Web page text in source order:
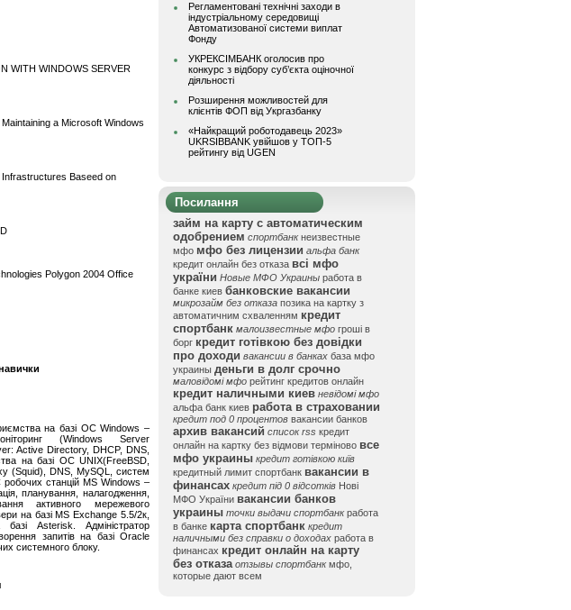
WITH WINDOWS SERVER
a Microsoft Windows
Baseed on
Polygon 2004 Office
на базі ОС Windows –
(Windows Server
Active Directory, DHCP, DNS,
на базі ОС UNIX(FreeBSD,
(Squid), DNS, MySQL, систем
станцій MS Windows –
планування, налагодження,
активного мережевого
на базі MS Exchange 5.5/2к,
Asterisk. Адміністратор
запитів на базі Oracle
системного блоку.
Регламентовані технічні заходи в
індустріальному середовищі
Автоматизованої системи виплат
Фонду
УКРЕКСІМБАНК оголосив про
конкурс з відбору суб’єкта оціночної
діяльності
Розширення можливостей для
клієнтів ФОП від Укргазбанку
«Найкращий роботодавець 2023»
UKRSIBBANK увійшов у ТОП-5
рейтингу від UGEN
Посилання
займ на карту с автоматическим
одобрением спортбанк неизвестные
мфо мфо без лицензии альфа банк
кредит онлайн без отказа всі мфо
україни Новые МФО Украины работа в
банке киев банковские вакансии
микрозайм без отказа позика на картку з
автоматичним схваленням кредит
спортбанк малоизвестные мфо гроші в
борг кредит готівкою без довідки
про доходи вакансии в банках база мфо
украины деньги в долг срочно
маловідомі мфо рейтинг кредитов онлайн
кредит наличными киев невідомі мфо
альфа банк киев работа в страховании
кредит под 0 процентов вакансии банков
архив вакансий список rss кредит
онлайн на картку без відмови терміново все
мфо украины кредит готівкою київ
кредитный лимит спортбанк вакансии в
финансах кредит під 0 відсотків Нові
МФО України вакансии банков
украины точки выдачи спортбанк работа
в банке карта спортбанк кредит
наличными без справки о доходах работа в
финансах кредит онлайн на карту
без отказа отзывы спортбанк мфо,
которые дают всем